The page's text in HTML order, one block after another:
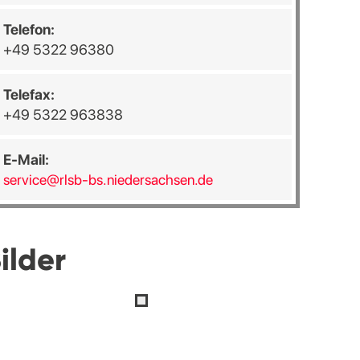
Telefon:
+49 5322 96380
Telefax:
+49 5322 963838
E-Mail:
service@rlsb-bs.niedersachsen.de